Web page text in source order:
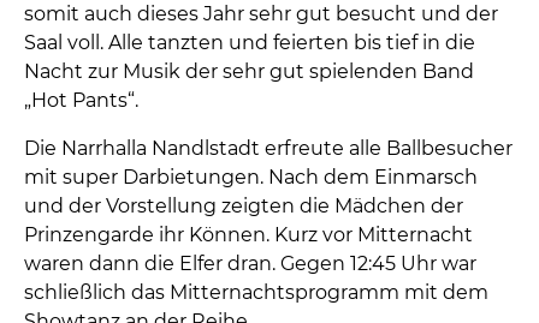
somit auch dieses Jahr sehr gut besucht und der
Saal voll. Alle tanzten und feierten bis tief in die
Nacht zur Musik der sehr gut spielenden Band
„Hot Pants“.
Die Narrhalla Nandlstadt erfreute alle Ballbesucher
mit super Darbietungen. Nach dem Einmarsch
und der Vorstellung zeigten die Mädchen der
Prinzengarde ihr Können. Kurz vor Mitternacht
waren dann die Elfer dran. Gegen 12:45 Uhr war
schließlich das Mitternachtsprogramm mit dem